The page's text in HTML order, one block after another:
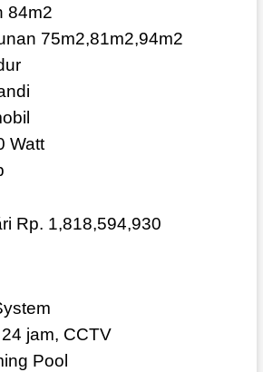
84m2
75m2,81m2,94m2
Watt
Rp. 1,818,594,930
jam, CCTV
Pool